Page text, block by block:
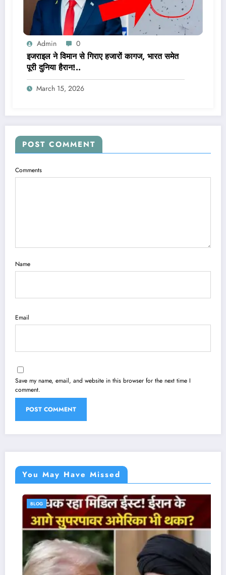
Admin 0
इजराइल ने विमान से गिराए हजारों कागज, भारत समेत
पूरी दुनिया हैरान!..
March 15, 2026
POST COMMENT
Comments
Name
Email
Save my name, email, and website in this browser for the next time I
comment.
You May Have Missed
BLOG